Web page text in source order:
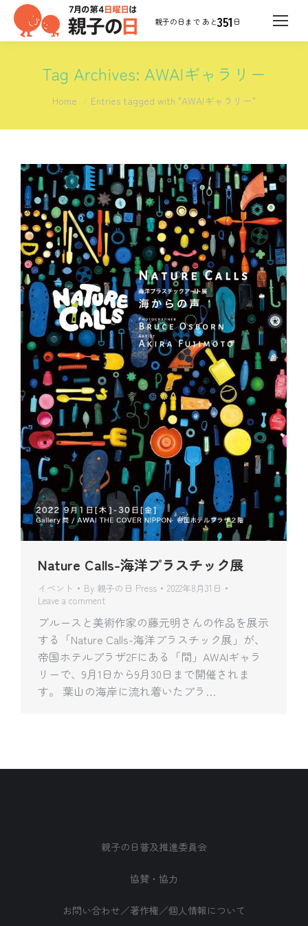
351 日
Tag Archives: AWAIギャラリー
You are here:
Home Entries tagged with "AWAIギャラリー"
Nature Calls-海洋プラスチック展
イベント By 親子の日 Press
2022年8月31日
Leave a comment
ブルースと美術作家の藤元明さんの作品を展示
する「Nature Calls-海洋プラスチック展」が、
帝国ホテルプラザ2Fにある「間」AWAIギャラ
リーで、9月1日から9月30日まで開催されま
す。 葉山の海岸に流れ着いたプラ…
親子の日普及推進委員会
協賛・協力
お問い合わせ／著作権／個人情報について